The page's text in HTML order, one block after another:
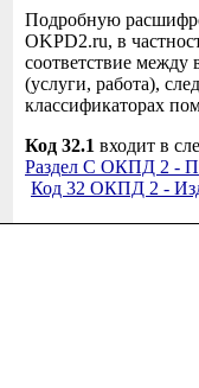
Подробную
OKPD2.ru, в
соответствие
(услуги, работа),
классификаторах
Код 32.1 входит в
Раздел C ОКПД 2 -
Код 32 ОКПД 2 -